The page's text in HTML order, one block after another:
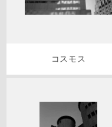
コスモス